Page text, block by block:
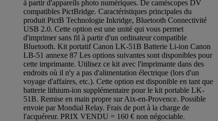
à partir d'appareils photo numériques. De caméscopes DV
compatibles PictBridge. Caractéristiques principales du
produit PictB Technologie Inkridge, Bluetooth Connectivité
USB 2.0. Cette option est une unité qui vous permet
d'imprimer sans fil à partir d'un ordinateur compatible
Bluetooth. Kit portatif Canon LK-51B Batterie Li-ion Canon
LB-51 annexe 87 Les options suivantes sont disponibles pour
cette imprimante. Utilisez ce kit avec l'imprimante dans des
endroits où il n'y a pas d'alimentation électrique (lors d'un
voyage d'affaires, etc.). Cette option est disponible en tant que
batterie lithium-ion supplémentaire pour le kit portable LK-
51B. Remise en main propre sur Aix-en-Provence. Possible
envoie par Mondial Relay. Frais de port à la charge de
l'acquéreur. PRIX VENDU = 160 € non négociable.